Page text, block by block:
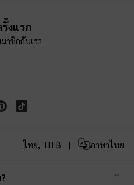
งแรก
าชิกกับเรา
ไทย, TH ฿ ภาษาไทย